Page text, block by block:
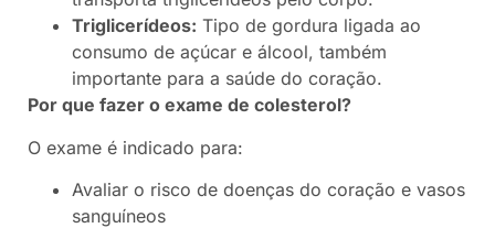
Triglicerídeos: Tipo de gordura ligada ao
consumo de açúcar e álcool, também
importante para a saúde do coração.
Por que fazer o exame de colesterol?
O exame é indicado para:
Avaliar o risco de doenças do coração e vasos
sanguíneos